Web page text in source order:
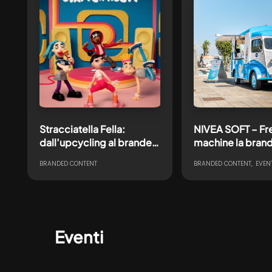
BRANDED CONTENT
Stracciatella Fella:
dall’upcycling al branded
alla sostenibilità
BRANDED CONTENT
NIVEA SOFT –
machine la
freshness
Eventi